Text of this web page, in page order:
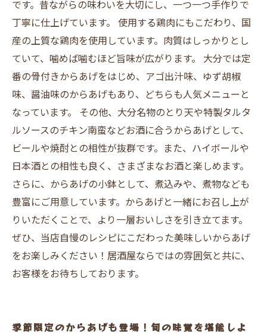
です。昔ながらの味わいを大切にし、一つ一つ手作りで
丁寧に仕上げています。 使用する鶏肉にもこだわり、国
産の上質な鶏肉を使用しています。肉質はしっかりとし
ていて、噛めば噛むほど旨味が広がります。 大分では定
番の骨付きからあげをはじめ、アゴ出汁味、ゆず胡椒
味、醤油味のからあげもあり、どちらも人気メニューと
なっています。 その他、大分名物のとり天や特製タルタ
ルソースのチキン南蛮などお酒に合うからあげとして、
ビールや焼酎との相性が抜群です。また、ハイボールや
日本酒との相性も良く、さまざまなお酒と楽しめます。
さらに、からあげの小鉢として、煮込みや、煮物なども
豊富にご用意しています。からあげと一緒にお召し上が
りいただくことで、より一層おいしさを引き立てます。
ぜひ、当店自慢のレシピにこだわった美味しいからあげ
をお楽しみください！居酒屋ならではの雰囲気と共に、
お客様をお待ちしております。
季節限定のからあげも登場！旬の味覚を堪能しよ